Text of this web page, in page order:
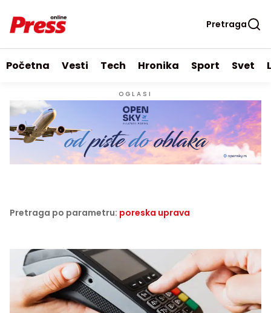
Pretraga
Početna Vesti Tech Hronika Sport Svet
OGLASI
Pretraga po parametru: poreska uprava